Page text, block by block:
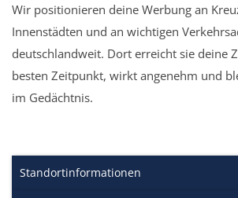
Wir positionieren deine Werbung an
Innenstädten und an wichtigen
deutschlandweit. Dort erreicht sie deine
besten Zeitpunkt, wirkt angenehm und
im Gedächtnis.
Standortinformationen